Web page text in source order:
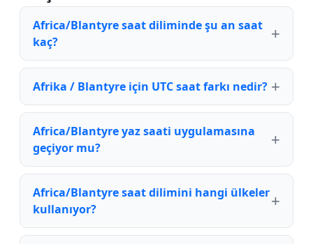
Africa/Blantyre saat diliminde şu an saat
kaç?
Afrika / Blantyre için UTC saat farkı nedir?
Africa/Blantyre yaz saati uygulamasına
geçiyor mu?
Africa/Blantyre saat dilimini hangi ülkeler
kullanıyor?